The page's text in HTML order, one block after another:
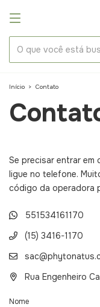
Início > Contato
Se precisar entrar em
ligue no telefone.
código da operadora
551534161170
(15) 3416-1170
Rua Engenheiro
Nome